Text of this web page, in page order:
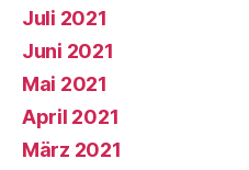
Juli 2021
Juni 2021
Mai 2021
April 2021
März 2021